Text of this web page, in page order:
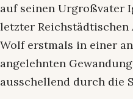
auf seinen Urgroßvater
letzter Reichstädtischen
Wolf erstmals in einer
angelehnten
ausschellend durch die